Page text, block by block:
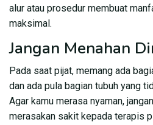
alur atau prosedur membuat
maksimal.
Jangan Menahan
Pada saat pijat, memang ada
dan ada pula bagian tubuh yang
Agar kamu merasa nyaman,
merasakan sakit kepada terapis